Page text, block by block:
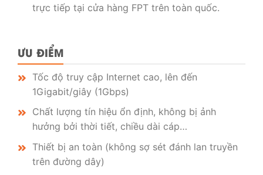
trực tiếp tại cửa hàng FPT trên toàn quốc.
ƯU ĐIỂM
Tốc độ truy cập Internet cao, lên đến
1Gigabit/giây (1Gbps)
Chất lượng tín hiệu ổn định, không bị ảnh
hưởng bởi thời tiết, chiều dài cáp…
Thiết bị an toàn (không sợ sét đánh lan truyền
trên đường dây)